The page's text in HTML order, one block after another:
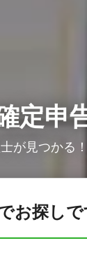
定申
が見つかる
お探しで